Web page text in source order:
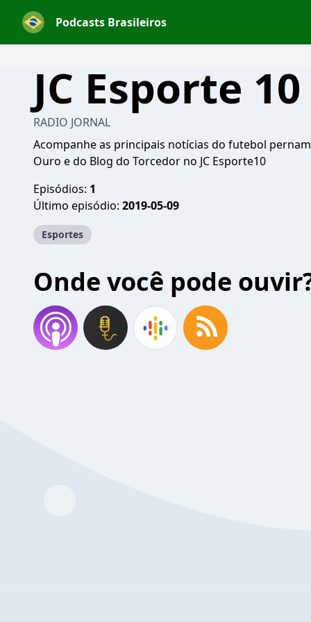
Podcasts Brasileiros
JC Esporte 10
RADIO JORNAL
Acompanhe as principais notícias do futebol
Ouro e do Blog do Torcedor no JC Esporte10
Episódios: 1
Último episódio: 2019-05-09
Esportes
Onde você pode